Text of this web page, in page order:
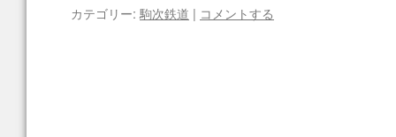
カテゴリー: 駒次鉄道 | コメントする